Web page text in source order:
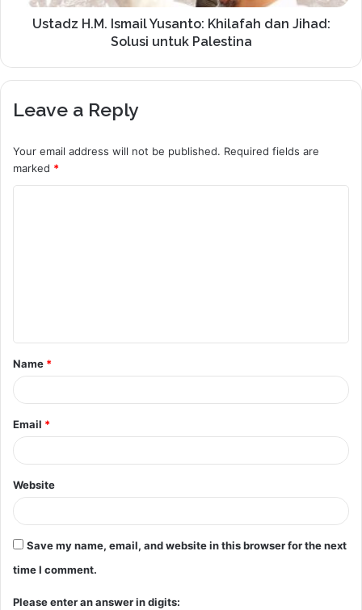
Ustadz H.M. Ismail Yusanto: Khilafah dan Jihad:
Solusi untuk Palestina
Leave a Reply
Your email address will not be published. Required fields are
marked *
t
*
Name *
Email *
Website
Save my name, email, and website in this browser for the next
time I comment.
Please enter an answer in digits: